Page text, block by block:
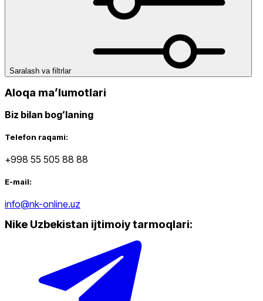
Kulrang
Yangi mahsulotlar
Saralash va filtrlar
Aloqa maʼlumotlari
Biz bilan bogʻlaning
Telefon raqami:
+998 55 505 88 88
E-mail:
info@nk-online.uz
Nike Uzbekistan ijtimoiy tarmoqlari: